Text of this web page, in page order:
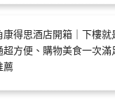
康得思酒店開箱｜下樓就
超方便、購物美食一次滿
薦